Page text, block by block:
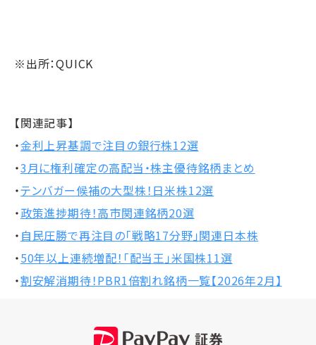
※出所：QUICK
【関連記事】
・金利上昇基調で注目の銀行株12選
・3月に権利確定の高配当・株主優待銘柄まとめ
・テンバガー候補の大型株！日米株12選
・政策進捗期待！高市関連銘柄20選
・ 自民圧勝で再注目の「戦略17分野」関連日本株
・50年以上連続増配！「配当王」米国株11選
・割安解消期待！PBR1倍割れ銘柄一覧【2026年2月】